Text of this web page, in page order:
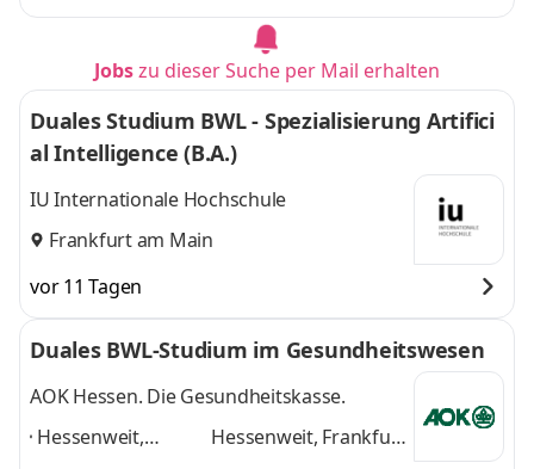
Jobszu dieser Suche per Mail erhalten
Duales Studium BWL - Spezialisierung Artifici
al Intelligence (B.A.)
IU Internationale Hochschule
Frankfurt am Main
vor 11 Tagen
Duales BWL-Studium im Gesundheitswesen
AOK Hessen. Die Gesundheitskasse.
Hessenweit,
Hessenweit, Frankfurt